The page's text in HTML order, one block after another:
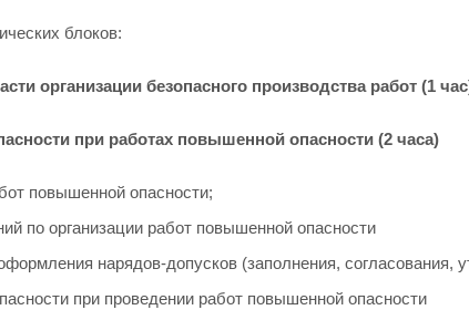
блоков:
организации безопасного производства работ (1
при работах повышенной опасности (2 часа)
повышенной опасности;
по организации работ повышенной опасности
нарядов-допусков (заполнения, согласования,
при проведении работ повышенной опасности